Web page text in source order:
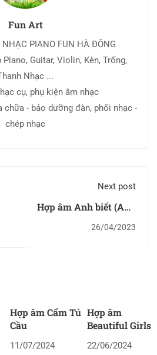
Fun Art
PIANO FUN HÀ ĐÔNG
Guitar, Violin, Kèn, Trống,
Nhạc ...
cụ, phụ kiện âm nhạc
chữa - bảo dưỡng đàn, phối nhạc -
chép nhạc
Next post
Hợp âm Anh biết (Anh
26/04/2023
Hợp âm Cẩm Tú
Cầu
11/07/2024
Hợp âm
Beautiful Girls
22/06/2024